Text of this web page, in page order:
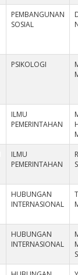
PEMBANGUNAN
SOSIAL
PSIKOLOGI
ILMU
PEMERINTAHAN
ILMU
PEMERINTAHAN
HUBUNGAN
INTERNASIONAL
HUBUNGAN
INTERNASIONAL